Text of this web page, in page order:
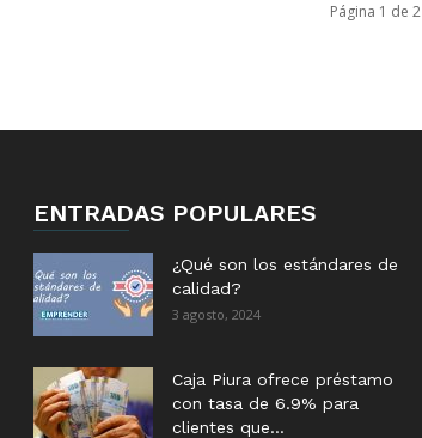
Página 1 de 2
ENTRADAS POPULARES
¿Qué son los estándares de
calidad?
3 agosto, 2024
Caja Piura ofrece préstamo
con tasa de 6.9% para
clientes que...